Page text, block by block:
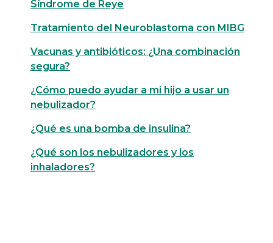
Síndrome de Reye
Tratamiento del Neuroblastoma con MIBG
Vacunas y antibióticos: ¿Una combinación
segura?
¿Cómo puedo ayudar a mi hijo a usar un
nebulizador?
¿Qué es una bomba de insulina?
¿Qué son los nebulizadores y los
inhaladores?